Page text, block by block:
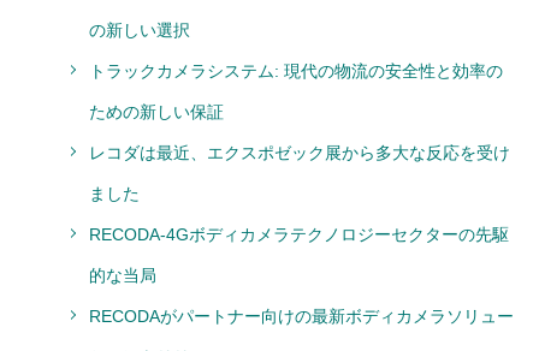
の新しい選択
トラックカメラシステム: 現代の物流の安全性と効率の
ための新しい保証
レコダは最近、エクスポゼック展から多大な反応を受け
ました
RECODA-4Gボディカメラテクノロジーセクターの先駆
的な当局
RECODAがパートナー向けの最新ボディカメラソリュー